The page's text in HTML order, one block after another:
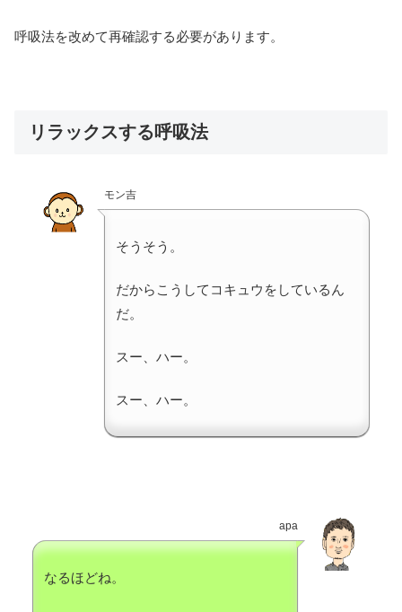
呼吸法を改めて再確認する必要があります。
リラックスする呼吸法
モン吉
そうそう。
だからこうしてコキュウをしているん
だ。
スー、ハー。
スー、ハー。
apa
なるほどね。